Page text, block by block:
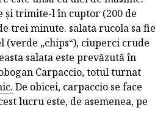
și trimite-l în cuptor (200 de
trei minute. salata rucola sa fie
(verde „chips“), ciuperci crude
salata este prevăzută în
Carpaccio, totul turnat
De obicei, carpaccio se face
lucru este, de asemenea, pe